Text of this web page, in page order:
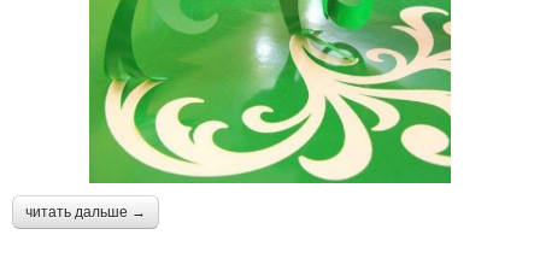
читать дальше →